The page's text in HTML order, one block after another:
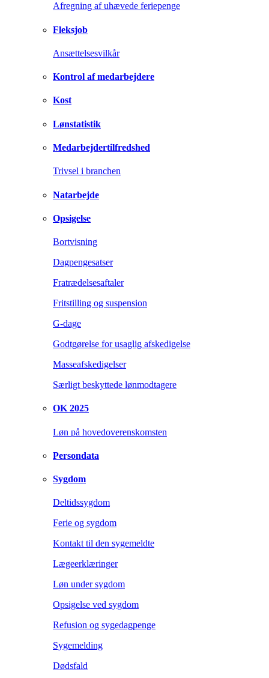
Afregning af uhævede feriepenge
Fleksjob
Ansættelsesvilkår
Kontrol af medarbejdere
Kost
Lønstatistik
Medarbejdertilfredshed
Trivsel i branchen
Natarbejde
Opsigelse
Bortvisning
Dagpengesatser
Fratrædelsesaftaler
Fritstilling og suspension
G-dage
Godtgørelse for usaglig afskedigelse
Masseafskedigelser
Særligt beskyttede lønmodtagere
OK 2025
Løn på hovedoverenskomsten
Persondata
Sygdom
Deltidssygdom
Ferie og sygdom
Kontakt til den sygemeldte
Lægeerklæringer
Løn under sygdom
Opsigelse ved sygdom
Refusion og sygedagpenge
Sygemelding
Dødsfald